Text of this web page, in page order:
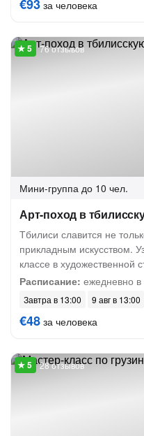
€93 за человека
76 отзывов
Мини-группа до 10 чел.
Арт-поход в
Тбилиси славится не
прикладным искусством.
классе в художественной
Расписание: ежедневно в
Завтра в 13:00 9 авг в 13:00
€48 за человека
28 отзывов